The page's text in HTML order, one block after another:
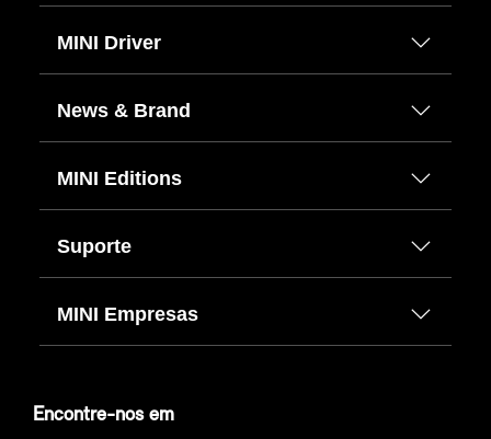
MINI Driver
News & Brand
MINI Editions
Suporte
MINI Empresas
Encontre-nos em